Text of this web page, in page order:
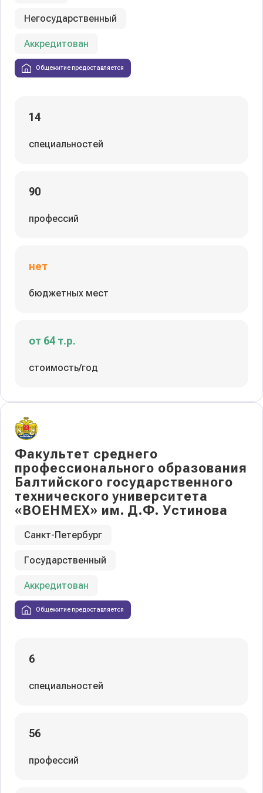
Негосударственный
Аккредитован
Общежитие предоставляется
14
специальностей
90
профессий
нет
бюджетных мест
от 64 т.р.
стоимость/год
Факультет среднего
профессионального образования
Балтийского государственного
технического университета
«ВОЕНМЕХ» им. Д.Ф. Устинова
Санкт-Петербург
Государственный
Аккредитован
Общежитие предоставляется
6
специальностей
56
профессий